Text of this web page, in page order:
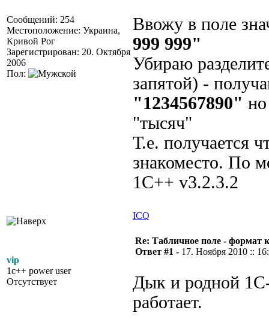
Сообщений: 254
Местоположение: Украина,
Кривой Рог
Зарегистрирован: 20. Октября
2006
Пол:
Ввожу в поле
999 999"
Убираю
запятой) -
"1234567890" но
"тысяч"
Т.е. получается
знакоместо. По
1С++ v3.2.3.2
ICQ
vip
1c++ power user
Отсутствует
Re: Табличное поле - формат
Ответ #1 - 17. Ноября 2010 ::
Дык и родной
работает.